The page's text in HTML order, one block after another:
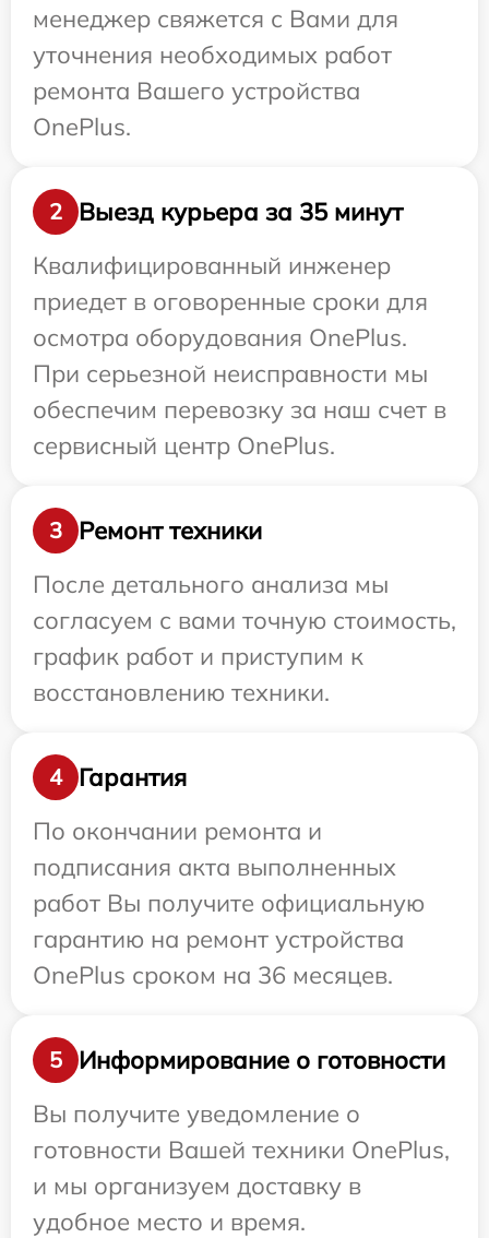
менеджер свяжется с Вами для
уточнения необходимых работ
ремонта Вашего устройства
OnePlus.
2
Выезд курьера за 35 минут
Квалифицированный инженер
приедет в оговоренные сроки для
осмотра оборудования OnePlus.
При серьезной неисправности мы
обеспечим перевозку за наш счет в
сервисный центр OnePlus.
3
Ремонт техники
После детального анализа мы
согласуем с вами точную стоимость,
график работ и приступим к
восстановлению техники.
4
Гарантия
По окончании ремонта и
подписания акта выполненных
работ Вы получите официальную
гарантию на ремонт устройства
OnePlus сроком на 36 месяцев.
5
Информирование о готовности
Вы получите уведомление о
готовности Вашей техники OnePlus,
и мы организуем доставку в
удобное место и время.